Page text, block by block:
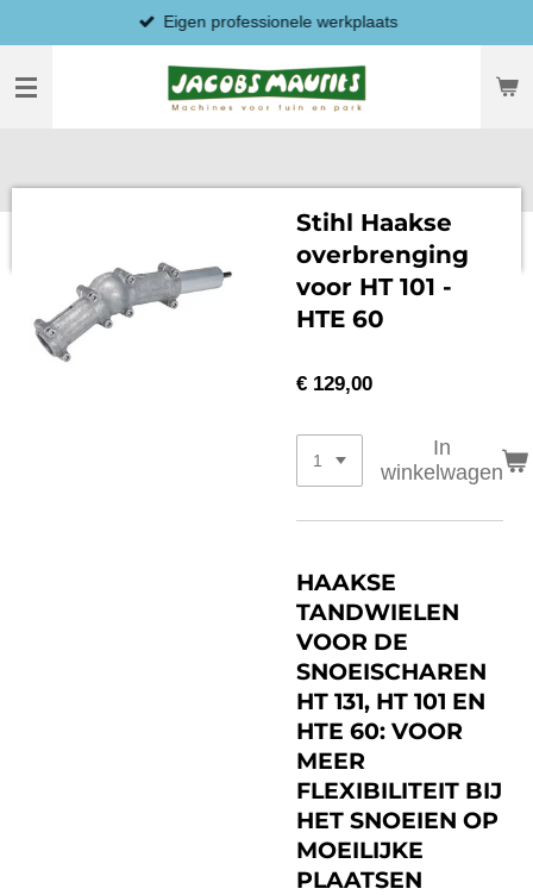
direct
naar
hoofdinhoud
Eigen professionele werkplaats
Stihl Haakse
overbrenging
voor HT 101 -
HTE 60
€ 129,00
In
winkelwagen
HAAKSE
TANDWIELEN
VOOR DE
SNOEISCHAREN
HT 131, HT 101 EN
HTE 60: VOOR
MEER
FLEXIBILITEIT BIJ
HET SNOEIEN OP
MOEILIJKE
PLAATSEN